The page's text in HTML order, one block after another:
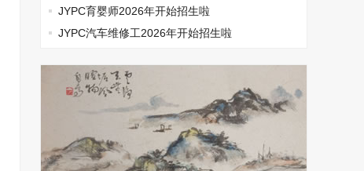
何选择沉默
JYPC育婴师2026年开始招生啦
JYPC汽车维修工2026年开始招生啦